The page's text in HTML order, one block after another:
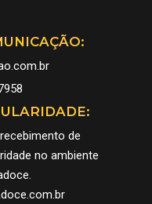
de
no ambiente